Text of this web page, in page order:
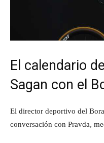
El calendario
Sagan con el
El director deportivo del
conversación con Pravda,